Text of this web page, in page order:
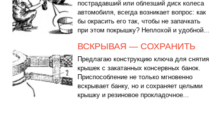
пострадавший или облезший диск колеса
автомобиля, всегда возникает вопрос: как
бы окрасить его так, чтобы не запачкать
при этом покрышку? Неплохой и удобной...
ВСКРЫВАЯ — СОХРАНИТЬ
Предлагаю конструкцию ключа для снятия
крышек с закатанных консервных банок.
Приспособление не только мгновенно
вскрывает банку, но и сохраняет целыми
крышку и резиновое прокладочное...